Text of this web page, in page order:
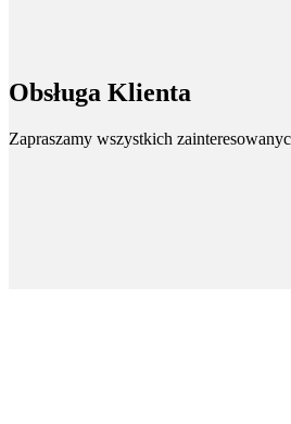
Obsługa Klienta
Zapraszamy wszystkich